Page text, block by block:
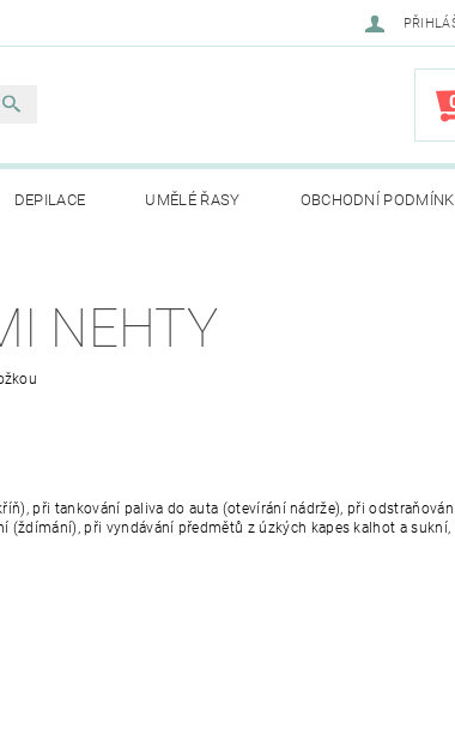
DEPILACE UMĚLÉ ŘASY OBCHODNÍ
NEHTY
při tankování paliva do auta (otevírání nádrže), při
při vyndávání předmětů z úzkých kapes kalhot a sukní,